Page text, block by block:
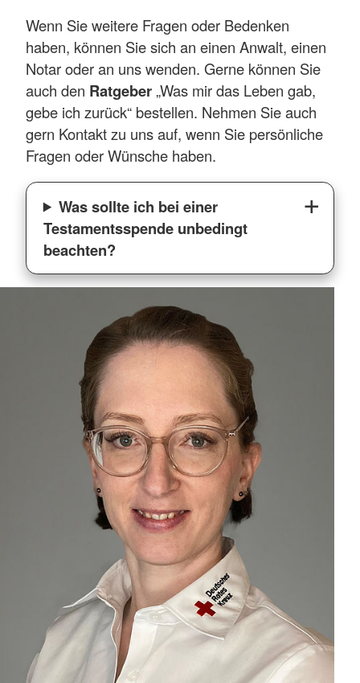
Wenn Sie weitere Fragen oder Bedenken
haben, können Sie sich an einen Anwalt, einen
Notar oder an uns wenden. Gerne können Sie
auch den Ratgeber„Was mir das Leben gab,
gebe ich zurück“ bestellen. Nehmen Sie auch
gern Kontakt zu uns auf, wenn Sie persönliche
Fragen oder Wünsche haben.
Was sollte ich bei einer
Testamentsspende unbedingt
beachten?